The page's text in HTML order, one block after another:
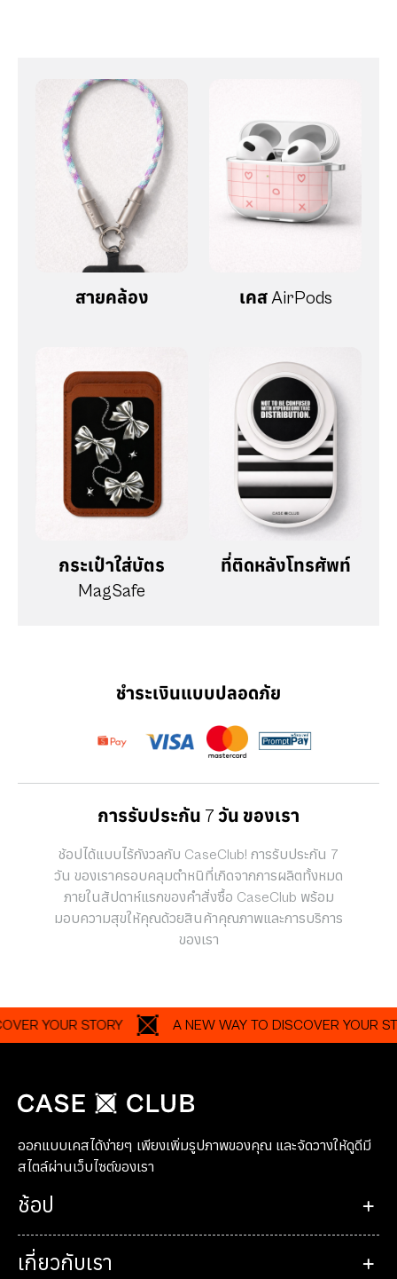
สายคล้อง เคส AirPods
กระเป๋าใส่บัตร
MagSafe
ที่ติดหลังโทรศัพท์
ชำระเงินแบบปลอดภัย
การรับประกัน 7 วัน ของเรา
ช้อปได้แบบไร้กังวลกับ CaseClub! การรับประกัน 7
วัน ของเราครอบคลุมตำหนิที่เกิดจากการผลิตทั้งหมด
ภายในสัปดาห์แรกของคำสั่งซื้อ CaseClub พร้อม
มอบความสุขให้คุณด้วยสินค้าคุณภาพและการบริการ
ของเรา
STORY A NEW WAY TO DISCOVER YOUR STORY
ออกแบบเคสได้ง่ายๆ เพียงเพิ่มรูปภาพของคุณ และจัดวางให้ดูดีมี
สไตล์ผ่านเว็บไซต์ของเรา
ช้อป
เกี่ยวกับเรา